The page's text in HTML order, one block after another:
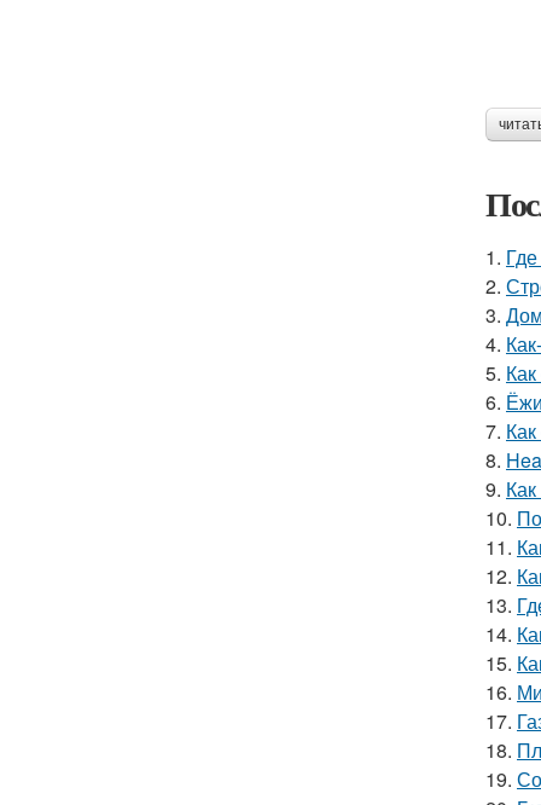
1.
2.
3.
4.
5.
6.
7.
8.
9.
10.
11.
12.
13.
14.
15.
16.
17.
18.
19.